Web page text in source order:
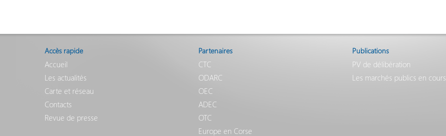
Accès rapide
Accueil
Les actualités
Carte et réseau
Contacts
Revue de presse
Partenaires
CTC
ODARC
OEC
ADEC
OTC
Europe en Corse
Publications
PV de délibération
Les marchés publics en cours